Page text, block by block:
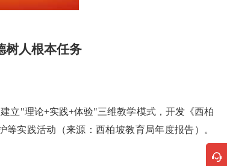
树人根本任务
立"理论+实践+体验"三维教学模式，开发《西柏
实践活动（来源：西柏坡教育局年度报告）。